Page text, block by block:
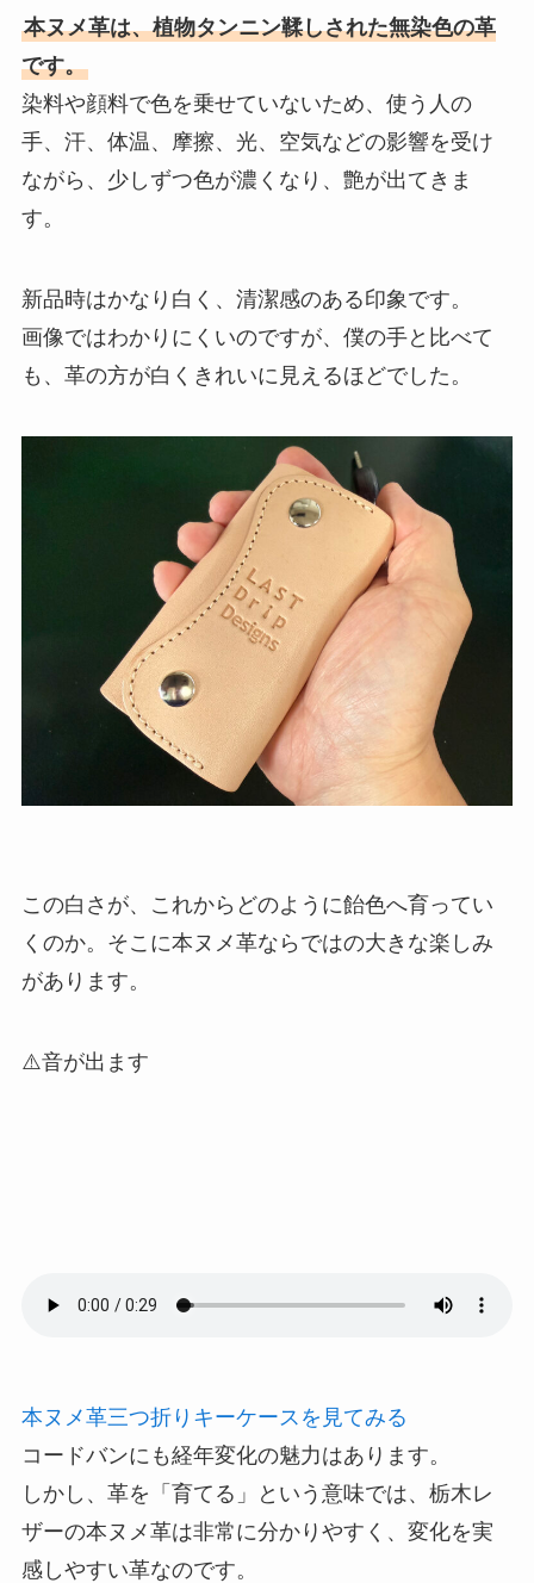
本ヌメ革は、植物タンニン鞣しされた無染色の革
です。
染料や顔料で色を乗せていないため、使う人の
手、汗、体温、摩擦、光、空気などの影響を受け
ながら、少しずつ色が濃くなり、艶が出てきま
す。
新品時はかなり白く、清潔感のある印象です。
画像ではわかりにくいのですが、僕の手と比べて
も、革の方が白くきれいに見えるほどでした。
この白さが、これからどのように飴色へ育ってい
くのか。そこに本ヌメ革ならではの大きな楽しみ
があります。
⚠️音が出ます
本ヌメ革三つ折りキーケースを見てみる
コードバンにも経年変化の魅力はあります。
しかし、革を「育てる」という意味では、栃木レ
ザーの本ヌメ革は非常に分かりやすく、変化を実
感しやすい革なのです。